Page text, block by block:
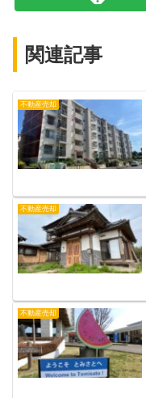
関連記事
不動産売却
不動産売却
不動産売却